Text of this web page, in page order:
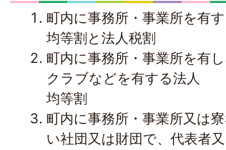
町内に事務所・事業所を有
均等割と法人税割
町内に事務所・事業所を有
クラブなどを有する法人
均等割
町内に事務所・事業所又は
い社団又は財団で、代表者